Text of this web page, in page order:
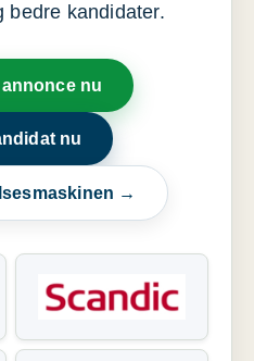
bedre kandidater.
nu
nu
→